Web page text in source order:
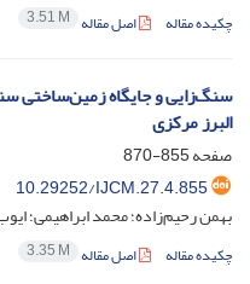
چکیده مقاله اصل مقاله 3.51 M
سنگ‌زایی و جایگاه زمین‌ساختی
البرز مرکزی
صفحه855-870
10.29252/IJCM.27.4.855
بهمن رحیم‌زاده؛ محمد ابراهیمی؛
چکیده مقاله اصل مقاله 3.35 M